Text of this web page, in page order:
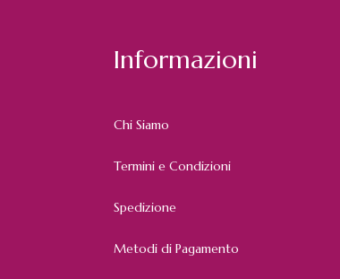
Informazioni
Chi Siamo
Termini e Condizioni
Spedizione
Metodi di Pagamento